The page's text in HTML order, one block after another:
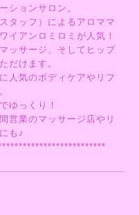
ションサロン。
タッフ）によるアロママ
イアンロミロミが人気！
ッサージ、そしてヒップ
だけます。
人気のボディケアやリフ
ゆっくり！
営業のマッサージ店やリ
も♪